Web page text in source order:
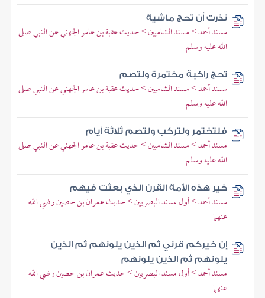
نذرت أن تحج ماشية
مسند أحمد > مسند الشاميين > حديث عقبة بن عامر الجهني عن النبي صلى
الله عليه وسلم
تحج راكبة مختمرة ولتصم
مسند أحمد > مسند الشاميين > حديث عقبة بن عامر الجهني عن النبي صلى
الله عليه وسلم
فلتختمر ولتركب ولتصم ثلاثة أيام
مسند أحمد > مسند الشاميين > حديث عقبة بن عامر الجهني عن النبي صلى
الله عليه وسلم
خير هذه الأمة القرن الذي بعثت فيهم
مسند أحمد > أول مسند البصريين > حديث عمران بن حصين رضي الله
عنهما
إن خيركم قرني ثم الذين يلونهم ثم الذين
يلونهم ثم الذين يلونهم
مسند أحمد > أول مسند البصريين > حديث عمران بن حصين رضي الله
عنهما